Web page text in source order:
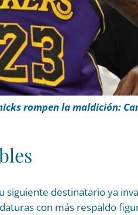
rompen la maldición:
destinatario ya
con más respaldo